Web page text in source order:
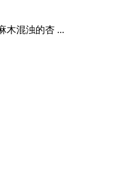
木混浊的杏 ...